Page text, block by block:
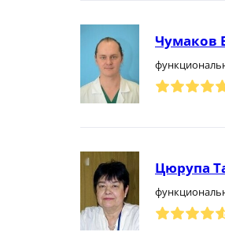
Чумаков
Цюрупа